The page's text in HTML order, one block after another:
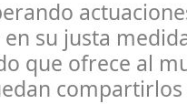
su justa
que ofrece al
compartirlos